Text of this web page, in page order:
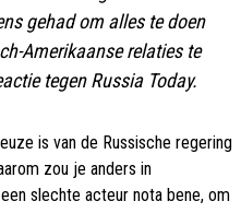
gehad om alles te doen
Amerikaanse relaties te
tegenRussia Today.
is van de Russische regering
zou je anders in
slechte acteur nota bene, om